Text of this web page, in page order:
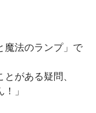
魔法のランプ」で
がある疑問、
」